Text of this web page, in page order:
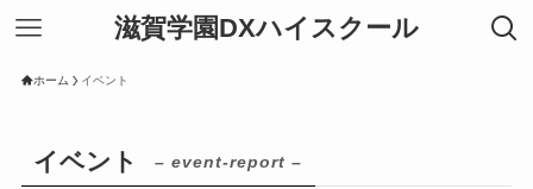
滋賀学園DXハイスクール
ホーム イベント
イベント – event-report –